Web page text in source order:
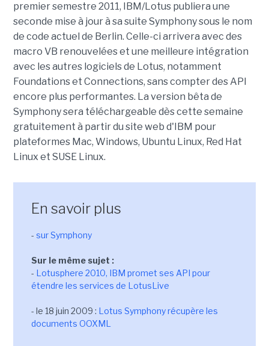
premier semestre 2011, IBM/Lotus publiera une
seconde mise à jour à sa suite Symphony sous le nom
de code actuel de Berlin. Celle-ci arrivera avec des
macro VB renouvelées et une meilleure intégration
avec les autres logiciels de Lotus, notamment
Foundations et Connections, sans compter des API
encore plus performantes. La version bêta de
Symphony sera téléchargeable dès cette semaine
gratuitement à partir du site web d'IBM pour
plateformes Mac, Windows, Ubuntu Linux, Red Hat
Linux et SUSE Linux.
En savoir plus
- sur Symphony
Sur le même sujet :
- Lotusphere 2010, IBM promet ses API pour
étendre les services de LotusLive
- le 18 juin 2009 : Lotus Symphony récupère les
documents OOXML